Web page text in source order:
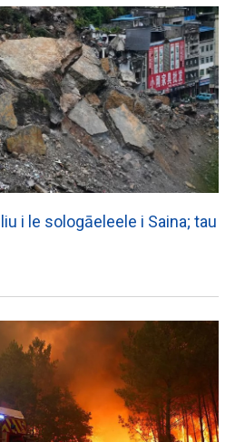
i le sologāeleele i Saina; tau